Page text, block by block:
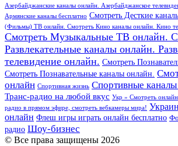
Азербайджанские каналы онлайн. Азербайджанское
Армянские каналы бесплатно Смотреть Десткие
(Фильмы) ТВ онлайн. Смотреть Кино каналы онлайн. Кино
Смотреть Музыкальные ТВ онлайн.
Развлекательные каналы онлайн.
телевидение онлайн. Смотреть
Смотреть Познавательные каналы онлайн.
онлайн Спортивная жизнь Спортивные
Транс-радио на любой вкус Укр » Смотреть
радио в прямом эфире, смотреть вебкамеры мира!
онлайн Флеш игры играть онлайн бесплатно
радио Шоу-бизнес
© Все права защищены 2026